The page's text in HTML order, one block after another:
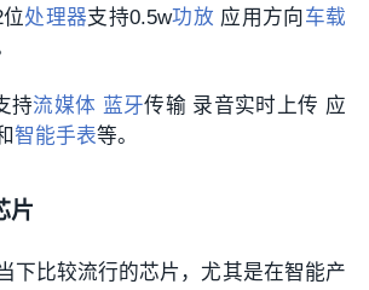
处理器支持0.5w功放 应用方向车载
持流媒体 蓝牙传输 录音实时上传 应
智能手表等。
片
下比较流行的芯片，尤其是在智能产